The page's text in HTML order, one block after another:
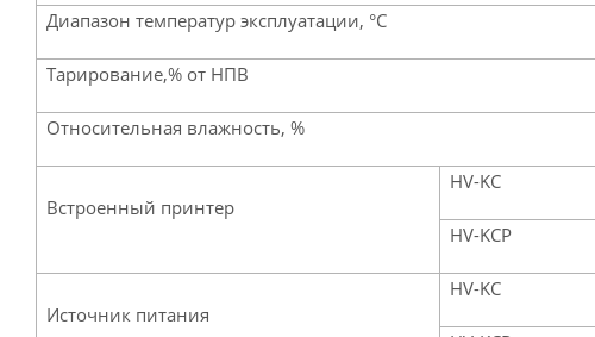
Диапазон температур эксплуатации, °С
Тарирование,% от НПВ
Относительная влажность, %
Встроенный принтер
HV-KC
HV-KCP
Источник питания
HV-KC